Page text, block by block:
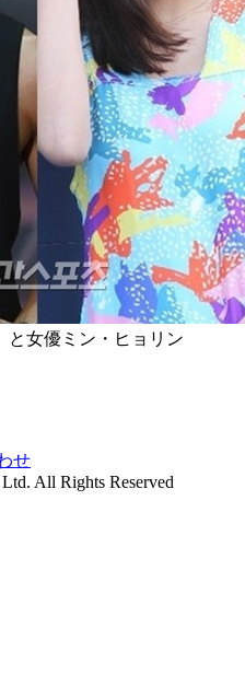
と女優ミン・ヒョリン
せ
All Rights Reserved